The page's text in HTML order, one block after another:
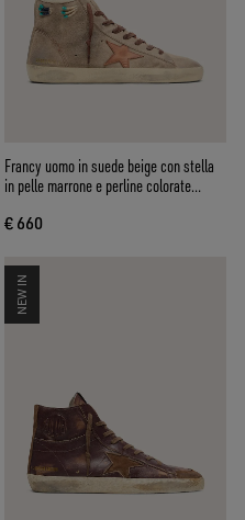
Francy uomo in suede beige con stella
in pelle marrone e perline colorate
€ 660
NEW IN